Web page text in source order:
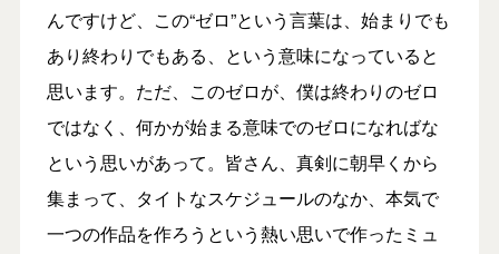
んですけど、この“ゼロ”という言葉は、始まりでも
あり終わりでもある、という意味になっていると
思います。ただ、このゼロが、僕は終わりのゼロ
ではなく、何かが始まる意味でのゼロになればな
という思いがあって。皆さん、真剣に朝早くから
集まって、タイトなスケジュールのなか、本気で
一つの作品を作ろうという熱い思いで作ったミュ